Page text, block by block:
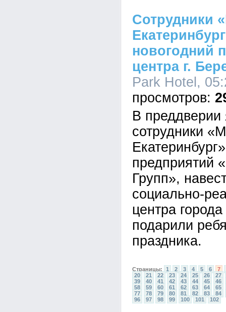
Сотрудники
новогодний
центра г.
Park Hotel,
В преддверии
сотрудники
предприятий
Групп»,
социально-
центра
подарили
праздника.
Страницы: 1 2 3 4 5 6
7
20
21 22 23 24 25 26
27
39
40 41 42 43 44 45
46
58
59 60 61 62 63 64
65
77
78 79 80 81 82 83
84
96
97 98 99 100 101 102